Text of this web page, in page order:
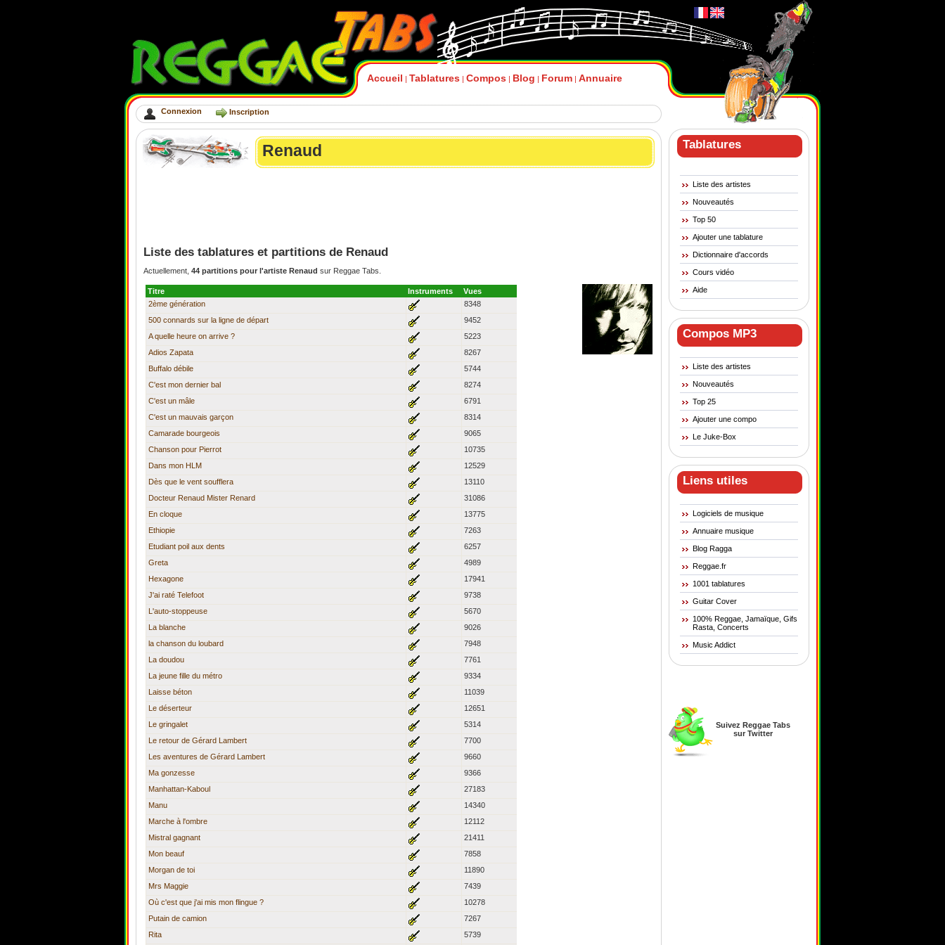
Accueil | Tablatures | Compos | Blog | Forum | Annuaire
Connexion Inscription
Tablatures
Liste des artistes
Nouveautés
Top 50
Ajouter une tablature
Dictionnaire d'accords
Cours vidéo
Aide
Compos MP3
Liste des artistes
Nouveautés
Top 25
Ajouter une compo
Le Juke-Box
Liens utiles
Logiciels de musique
Annuaire musique
Blog Ragga
Reggae.fr
1001 tablatures
Guitar Cover
100% Reggae, Jamaïque, Gifs
Rasta, Concerts
Music Addict
Suivez Reggae Tabs
sur Twitter
Renaud
Liste des tablatures et partitions de Renaud
Actuellement, 44 partitions pour l'artiste Renaud sur Reggae Tabs.
Titre Instruments
Vues
2ème génération
8348
500 connards sur la ligne de départ
9452
A quelle heure on arrive ?
5223
Adios Zapata
8267
Buffalo débile
5744
C'est mon dernier bal
8274
C'est un mâle
6791
C'est un mauvais garçon
8314
Camarade bourgeois
9065
Chanson pour Pierrot
10735
Dans mon HLM
12529
Dès que le vent soufflera
13110
Docteur Renaud Mister Renard
31086
En cloque
13775
Ethiopie
7263
Etudiant poil aux dents
6257
Greta
4989
Hexagone
17941
J'ai raté Telefoot
9738
L'auto-stoppeuse
5670
La blanche
9026
la chanson du loubard
7948
La doudou
7761
La jeune fille du métro
9334
Laisse béton
11039
Le déserteur
12651
Le gringalet
5314
Le retour de Gérard Lambert
7700
Les aventures de Gérard Lambert
9660
Ma gonzesse
9366
Manhattan-Kaboul
27183
Manu
14340
Marche à l'ombre
12112
Mistral gagnant
21411
Mon beauf
7858
Morgan de toi
11890
Mrs Maggie
7439
Où c'est que j'ai mis mon flingue ?
10278
Putain de camion
7267
Rita
5739